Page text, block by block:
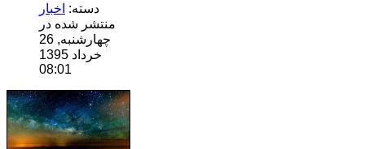
دسته: اخبار
منتشر شده در
چهارشنبه, 26
خرداد 1395
08:01